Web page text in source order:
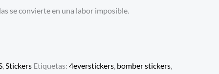
se convierte en una labor imposible.
,Stickers Etiquetas: 4everstickers, bomber stickers,